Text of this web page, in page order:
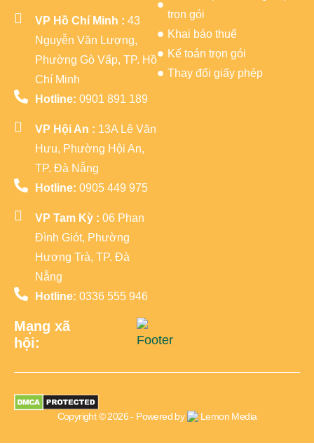
VP Hồ Chí Minh : 43
Nguyễn Văn Lượng,
Phường Gò Vấp, TP. Hồ
Chí Minh
Hotline: 0901 891 189
VP Hội An : 13A Lê Văn
Hưu, Phường Hội An,
TP. Đà Nẵng
Hotline: 0905 449 975
VP Tam Kỳ : 06 Phan
Đình Giót, Phường
Hương Trà, TP. Đà
Nẵng
Hotline: 0336 555 946
trọn gói
Khai báo thuế
Kế toán trọn gói
Thay đổi giấy phép
Mạng xã
hội:
Copyright © 2026 - Powered by Lemon Media